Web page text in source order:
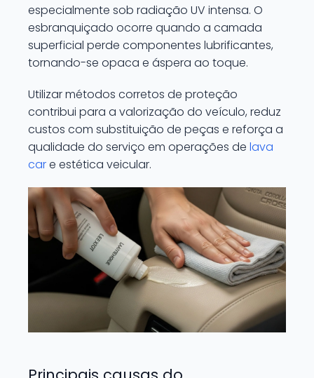
especialmente sob radiação UV intensa. O
esbranquiçado ocorre quando a camada
superficial perde componentes lubrificantes,
tornando-se opaca e áspera ao toque.
Utilizar métodos corretos de proteção
contribui para a valorização do veículo, reduz
custos com substituição de peças e reforça a
qualidade do serviço em operações de lava
care estética veicular.